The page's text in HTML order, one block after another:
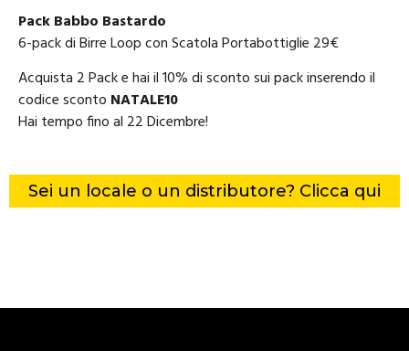
Pack Babbo Bastardo
6-pack di Birre Loop con Scatola Portabottiglie 29€
Acquista 2 Pack e hai il 10% di sconto sui pack inserendo il
codice sconto NATALE10
Hai tempo fino al 22 Dicembre!
Sei un locale o un distributore? Clicca qui